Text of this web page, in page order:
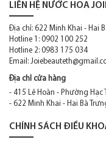
DOLCE & GABBANA
Donna Karan
DSQUARED2
Elie Saab
Elizabeth Arden
Elizabeth Taylor
LIÊN HỆ NƯỚC HOA
Địa chỉ: 622 Minh Khai - Hai
Hotline 1: 0902 100 252
Hotline 2: 0983 175 034
Email:
Địa chỉ cửa hàng
- 415 Lê Hoàn - Phường Hạc
- 622 Minh Khai - Hai Bà
CHÍNH SÁCH ĐIỀU